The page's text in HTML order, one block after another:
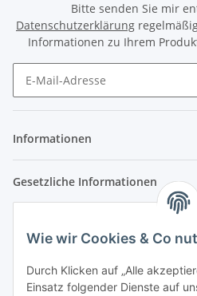
Wie wir Cookies & Co
Durch Klicken auf „Alle
Einsatz folgender Dienste auf
Bitte senden Sie mir
Datenschutzerklärung
Informationen zu Ihrem
Informationen
Gesetzliche Informationen